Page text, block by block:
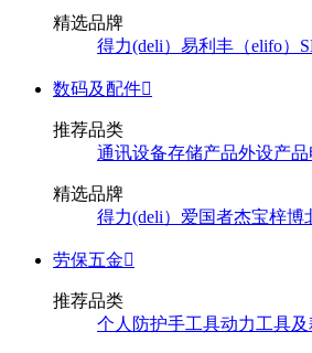
精选品牌
得力(deli） 易利丰（elifo）
数码及配件
推荐品类
通讯设备存储产品外设产品
精选品牌
得力(deli） 爱国者杰宝梓博
劳保五金
推荐品类
个人防护手工具动力工具